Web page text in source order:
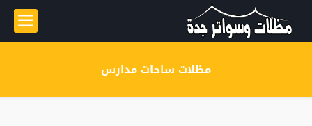
مظلات ساحات مدارس